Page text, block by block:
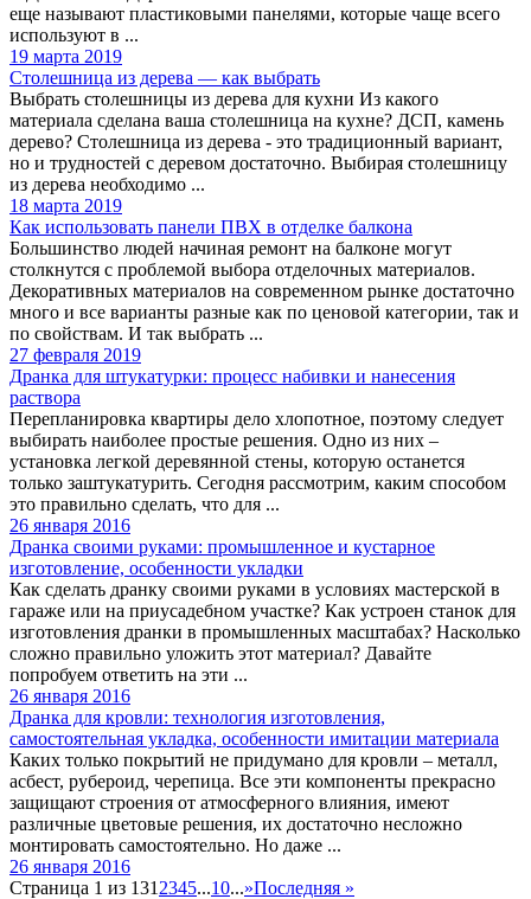
еще называют пластиковыми панелями, которые чаще всего
используют в ...
19 марта 2019
Столешница из дерева — как выбрать
Выбрать столешницы из дерева для кухни Из какого
материала сделана ваша столешница на кухне? ДСП, камень
дерево? Столешница из дерева - это традиционный вариант,
но и трудностей с деревом достаточно. Выбирая столешницу
из дерева необходимо ...
18 марта 2019
Как использовать панели ПВХ в отделке балкона
Большинство людей начиная ремонт на балконе могут
столкнутся с проблемой выбора отделочных материалов.
Декоративных материалов на современном рынке достаточно
много и все варианты разные как по ценовой категории, так и
по свойствам. И так выбрать ...
27 февраля 2019
Дранка для штукатурки: процесс набивки и нанесения
раствора
Перепланировка квартиры дело хлопотное, поэтому следует
выбирать наиболее простые решения. Одно из них –
установка легкой деревянной стены, которую останется
только заштукатурить. Сегодня рассмотрим, каким способом
это правильно сделать, что для ...
26 января 2016
Дранка своими руками: промышленное и кустарное
изготовление, особенности укладки
Как сделать дранку своими руками в условиях мастерской в
гараже или на приусадебном участке? Как устроен станок для
изготовления дранки в промышленных масштабах? Насколько
сложно правильно уложить этот материал? Давайте
попробуем ответить на эти ...
26 января 2016
Дранка для кровли: технология изготовления,
самостоятельная укладка, особенности имитации материала
Каких только покрытий не придумано для кровли – металл,
асбест, рубероид, черепица. Все эти компоненты прекрасно
защищают строения от атмосферного влияния, имеют
различные цветовые решения, их достаточно несложно
монтировать самостоятельно. Но даже ...
26 января 2016
Страница 1 из 131 2345...10...»Последняя »